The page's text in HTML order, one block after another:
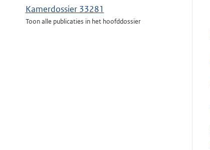
Kamerdossier 33281
Toon alle publicaties in het hoofddossier